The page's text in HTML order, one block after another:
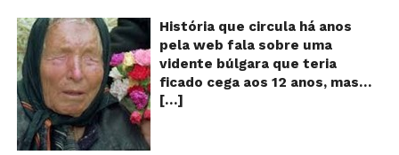
História que circula há anos
pela web fala sobre uma
vidente búlgara que teria
ficado cega aos 12 anos, mas
teria previsto o fim a
[…]